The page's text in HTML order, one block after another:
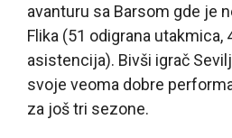
avanturu sa Barsom gde je
Flika (51 odigrana utakmica,
asistencija). Bivši igrač
svoje veoma dobre
za još tri sezone.